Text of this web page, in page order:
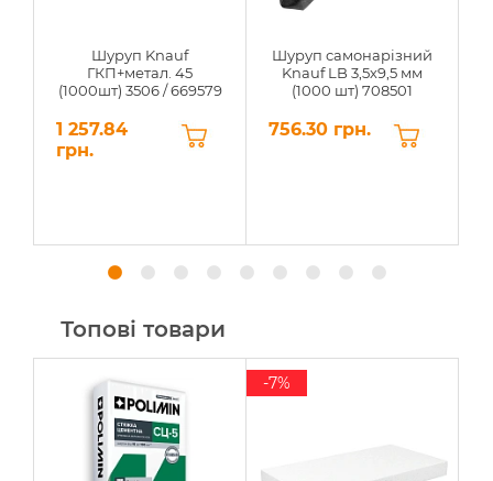
Шуруп Knauf
ГКП+метал. 45
(1000шт) 3506 / 669579
1 257.84
грн.
Шуруп самонарізний
Knauf LB 3,5х9,5 мм
(1000 шт) 708501
756.30 грн.
Топові товари
-7%